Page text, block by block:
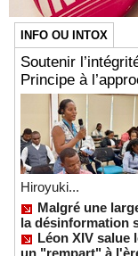
INFO OU INTOX
Soutenir
Principe à
Hiroyuki...
Malgré une
la désinformation
Léon XIV salue
un "rempart" à